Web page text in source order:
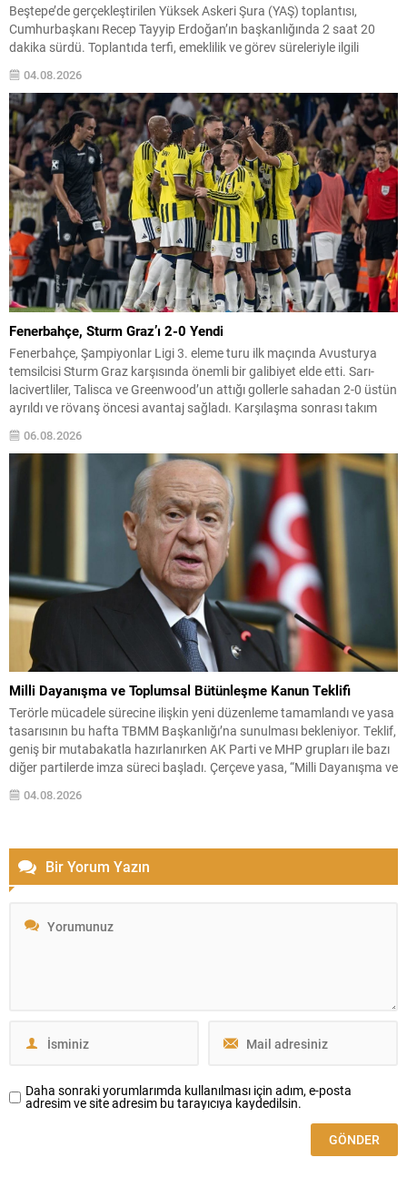
Beştepe’de gerçekleştirilen Yüksek Askeri Şura (YAŞ) toplantısı,
Cumhurbaşkanı Recep Tayyip Erdoğan’ın başkanlığında 2 saat 20
dakika sürdü. Toplantıda terfi, emeklilik ve görev süreleriyle ilgili
kararlar ele alındı. YAŞ kararları kapsamında kuvvet komutanlıkları ile
üst düzey rütbelerdeki değişiklikler açıklandı; atama ve süre
uzatmaları ile bazı personelin emekliliğe sevkleri belirlendi. Hava
Kuvvetleri...
04.08.2026
Fenerbahçe, Sturm Graz’ı 2-0 Yendi
Fenerbahçe, Şampiyonlar Ligi 3. eleme turu ilk maçında Avusturya
temsilcisi Sturm Graz karşısında önemli bir galibiyet elde etti. Sarı-
lacivertliler, Talisca ve Greenwood’un attığı gollerle sahadan 2-0 üstün
ayrıldı ve rövanş öncesi avantaj sağladı. Karşılaşma sonrası takım
verdi. Futboldan sorumlu yönetici Cihan Kamer,...
06.08.2026
Milli Dayanışma ve Toplumsal Bütünleşme Kanun Teklifi
Terörle mücadele sürecine ilişkin yeni düzenleme tamamlandı ve yasa
tasarısının bu hafta TBMM Başkanlığı’na sunulması bekleniyor. Teklif,
geniş bir mutabakatla hazırlanırken AK Parti ve MHP grupları ile bazı
diğer partilerde imza süreci başladı. Çerçeve yasa, “Milli Dayanışma ve
Toplumsal Bütünleşmenin Güçlendirilmesi” başlığıyla hazırlandı.
MHP’de ilk imzayı Genel Başkan Devlet Bahçeli...
04.08.2026
Bir Yorum Yazın
Daha sonraki yorumlarımda kullanılması için adım, e-posta
adresim ve site adresim bu tarayıcıya kaydedilsin.